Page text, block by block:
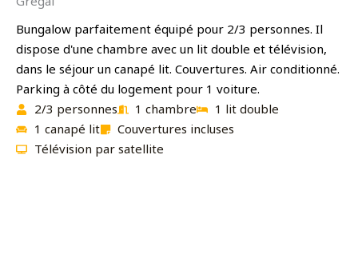
Bungalow parfaitement équipé pour 2/3 personnes. Il
dispose d'une chambre avec un lit double et télévision,
dans le séjour un canapé lit. Couvertures. Air conditionné.
Parking à côté du logement pour 1 voiture.
2/3 personnes
1 chambre
1 lit double
1 canapé lit
Couvertures incluses
Télévision par satellite